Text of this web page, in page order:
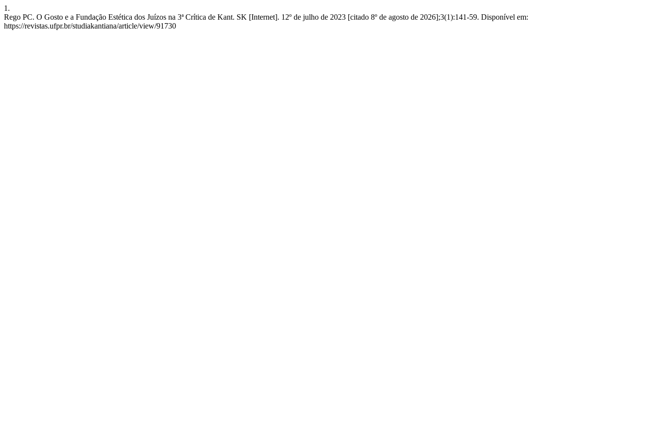
1.
Rego PC. O Gosto e a Fundação Estética dos Juízos na 3ª Crítica de Kant. SK [Internet]. 12º de julho de 2023 [citado 8º de agosto de 2026];3(1):141-59. Disponível em:
https://revistas.ufpr.br/studiakantiana/article/view/91730